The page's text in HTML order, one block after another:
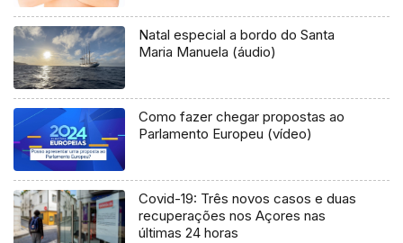
Natal especial a bordo do Santa
Maria Manuela (áudio)
Como fazer chegar propostas ao
Parlamento Europeu (vídeo)
Covid-19: Três novos casos e duas
recuperações nos Açores nas
últimas 24 horas